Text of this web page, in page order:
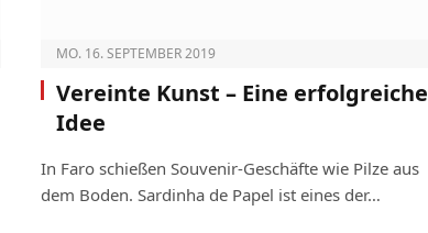
MO. 16. SEPTEMBER 2019
Vereinte Kunst – Eine erfolgreiche
Idee
In Faro schießen Souvenir-Geschäfte wie Pilze aus
dem Boden. Sardinha de Papel ist eines der…